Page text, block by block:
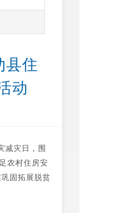
住
动
减灾日，围
农村住房安
固拓展脱贫